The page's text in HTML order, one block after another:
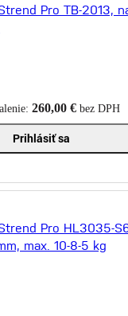
Pro TB-2013,
260,00 € bez DPH
Prihlásiť sa
Pro HL3035-
max. 10-8-5 kg